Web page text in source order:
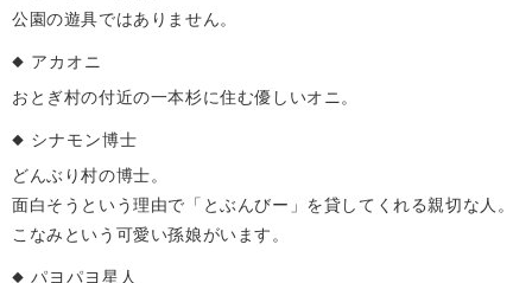
公園の遊具ではありません。
アカオニ
おとぎ村の付近の一本杉に住む優しいオニ。
シナモン博士
どんぶり村の博士。
面白そうという理由で「とぶんびー」を貸してくれる親切な人。
こなみという可愛い孫娘がいます。
パヨパヨ星人